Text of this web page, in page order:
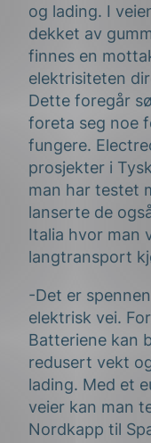
og lading. I
dekket av
finnes en
elektrisiteten
Dette foregår
foreta seg noe
fungere.
prosjekter i
man har testet
lanserte de
Italia hvor man
langtransport
-Det er
elektrisk vei.
Batteriene kan
redusert vekt
lading. Med et
veier kan man
Nordkapp til